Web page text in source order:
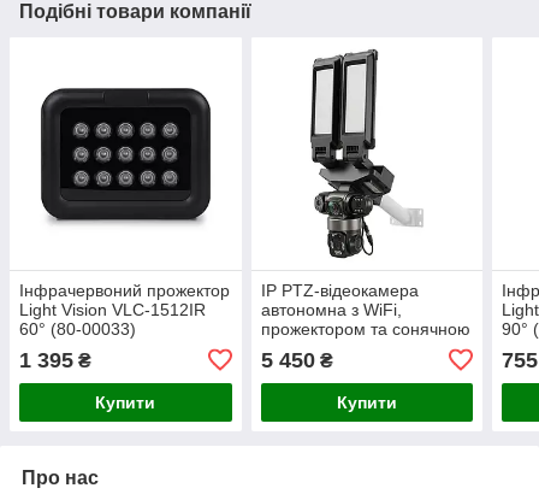
Подібні товари компанії
Інфрачервоний прожектор
Light Vision VLC-1512IR
60° (80-00033)
1 395 ₴
Купити
IP PTZ-відеокамера
автономна з WiFi,
прожектором та сонячною
панеллю 3Mp+3Mp+3Mp
Light Vision VLC-
1223WIL/3C (Lamp+Solar)
5 450₴
Купити
90°
755
Про нас